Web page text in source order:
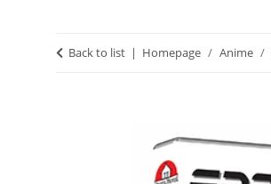
Back to list Homepage Anime